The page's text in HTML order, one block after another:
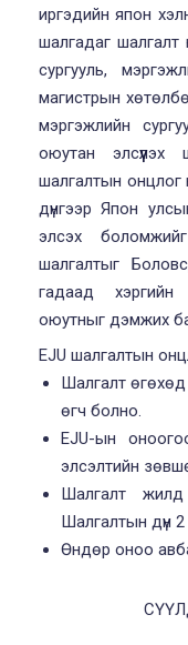
иргэдийн япон
шалгадаг
сургууль,
магистрын
мэргэжлийн
оюутан элсүүлэх
шалгалтын онцлог
дүнгээр Япон
элсэх
шалгалтыг
гадаад
оюутныг дэмжих
EJU шалгалтын
Шалгалт өгөхөд
өгч болно.
EJU-ын
элсэлтийн
Шалгалт
Шалгалтын дүн 2
Өндөр оноо